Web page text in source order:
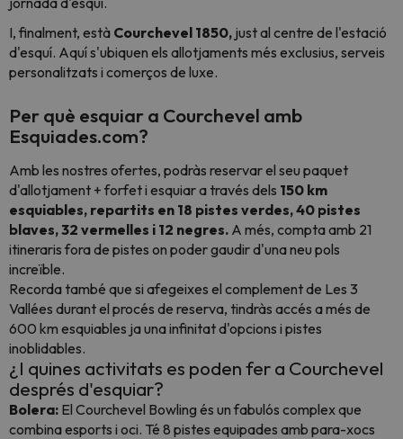
I, finalment, està Courchevel 1850, just al centre de l'estació
d'esquí. Aquí s'ubiquen els allotjaments més exclusius, serveis
personalitzats i comerços de luxe.
Per què esquiar a Courchevel amb
Esquiades.com?
Amb les nostres ofertes, podràs reservar el seu paquet
d'allotjament + forfet i esquiar a través dels 150 km
esquiables, repartits en 18 pistes verdes, 40 pistes
blaves, 32 vermelles i 12 negres. A més, compta amb 21
itineraris fora de pistes on poder gaudir d'una neu pols
increïble.
Recorda també que si afegeixes el complement de Les 3
Vallées durant el procés de reserva, tindràs accés a més de
600 km esquiables ja una infinitat d'opcions i pistes
inoblidables.
¿I quines activitats es poden fer a Courchevel
després d'esquiar?
Bolera: El Courchevel Bowling és un fabulós complex que
combina esports i oci. Té 8 pistes equipades amb para-xocs